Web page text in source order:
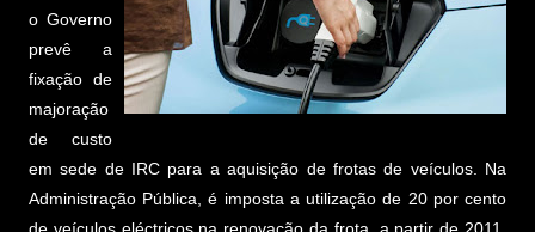
o Governo
prevê a
fixação de
majoração
de custo
em sede de IRC para a aquisição de frotas de veículos. Na
Administração Pública, é imposta a utilização de 20 por cento